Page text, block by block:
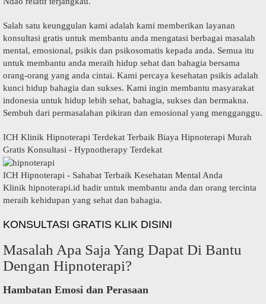
Salah satu keunggulan kami adalah kami memberikan layanan
konsultasi gratis untuk membantu anda mengatasi berbagai masalah
mental, emosional, psikis dan psikosomatis kepada anda. Semua itu
untuk membantu anda meraih hidup sehat dan bahagia bersama
orang-orang yang anda cintai. Kami percaya kesehatan psikis adalah
kunci hidup bahagia dan sukses. Kami ingin membantu masyarakat
indonesia untuk hidup lebih sehat, bahagia, sukses dan bermakna.
Sembuh dari permasalahan pikiran dan emosional yang mengganggu.
ICH Klinik Hipnoterapi Terdekat Terbaik Biaya Hipnoterapi Murah
Gratis Konsultasi - Hypnotherapy Terdekat
ICH Hipnoterapi - Sahabat Terbaik Kesehatan Mental Anda
Klinik hipnoterapi.id hadir untuk membantu anda dan orang tercinta
meraih kehidupan yang sehat dan bahagia.
KONSULTASI GRATIS KLIK DISINI
Masalah Apa Saja Yang Dapat Di Bantu
Dengan Hipnoterapi?
Hambatan Emosi dan Perasaan